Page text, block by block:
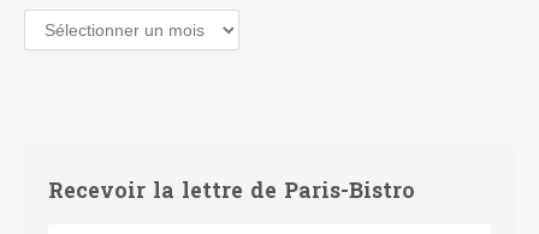
Archives
Recevoir la lettre de Paris-Bistro